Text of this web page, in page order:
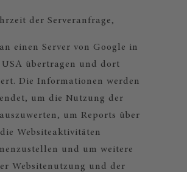
der Serveranfrage,
einen Server von Google in
USA übertragen und dort
Die Informationen werden
um die Nutzung der
um Reports über
die Websiteaktivitäten
und um weitere
Websitenutzung und der